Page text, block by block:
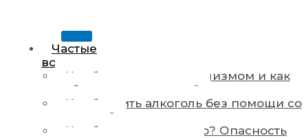
Частые
вопросы
Как бороться с алкоголизмом и как
победить алкоголизм?
Как бросить алкоголь без помощи со
стороны?
Как бросить пить пиво? Опасность